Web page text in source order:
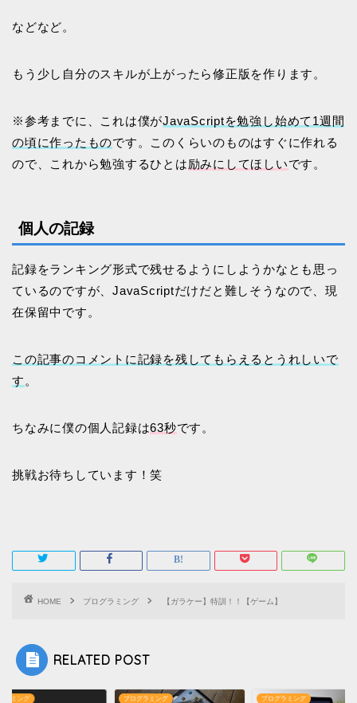
などなど。
もう少し自分のスキルが上がったら修正版を作ります。
※参考までに、これは僕がJavaScriptを勉強し始めて1週間
の頃に作ったものです。このくらいのものはすぐに作れる
ので、これから勉強するひとは励みにしてほしいです。
個人の記録
記録をランキング形式で残せるようにしようかなとも思っ
ているのですが、JavaScriptだけだと難しそうなので、現
在保留中です。
この記事のコメントに記録を残してもらえるとうれしいで
す 。
ちなみに僕の個人記録は63秒です。
挑戦お待ちしています！笑
HOME プログラミング 【ガラケー】特訓！！【ゲーム】
RELATED POST
ラミング プログラミング プログラミング